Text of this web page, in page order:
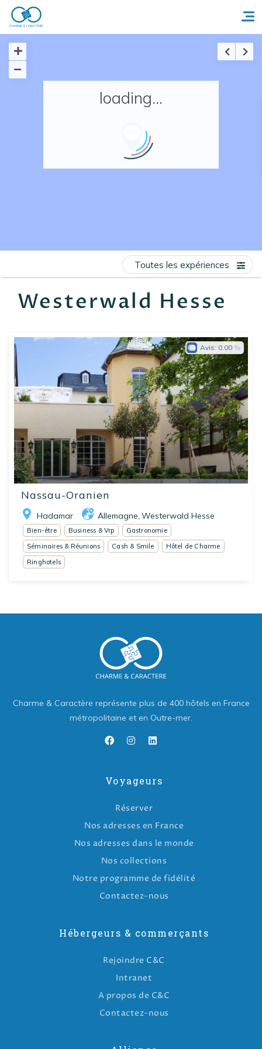
Accueil
Nos adresses en France
loading...
Westerwald Hesse
Toutes les expériences
Nassau-Oranien
Hadamar Allemagne Westerwald Hesse
Avis: 0.00
Bien-être Business & Vrp
Gastronomie
Séminaires & Réunions
Cash & Smile
Hôtel de Charme
Ringhotels
Charme & Caractère représente plus de 400 hôtels en France
métropolitaine et en Outre-mer.
Voyageurs
Réserver
Nos adresses en France
Nos adresses dans le monde
Nos collections
Notre programme de fidélité
Contactez-nous
Hébergeurs & commerçants
Rejoindre C&C
Intranet
A propos de C&C
Contactez-nous